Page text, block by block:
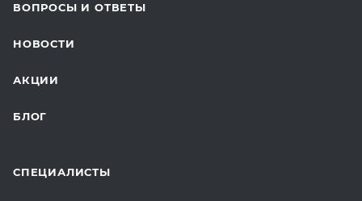
ДЛЯ БУДУЩИХ МАМ
ВОПРОСЫ И ОТВЕТЫ
НОВОСТИ
АКЦИИ
БЛОГ
СПЕЦИАЛИСТЫ